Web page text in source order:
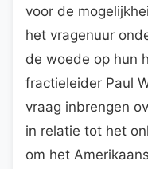
voor de
het vragenuur
de woede op hun
fractieleider Paul
vraag inbrengen
in relatie tot het
om het